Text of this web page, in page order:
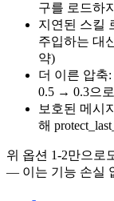
구를 로드하
지연된 스킬
주입하는 대
약)
더 이른 압축
0.5 → 0.3으
보호된 메시
해
위 옵션 1-2만으로
— 이는 기능 손실